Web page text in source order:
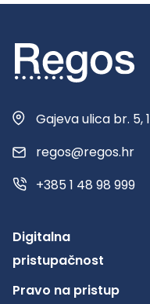
Gajeva ulica br. 5,
regos@regos.hr
+385 1 48 98 999
Digitalna
pristupačnost
Pravo na pristup